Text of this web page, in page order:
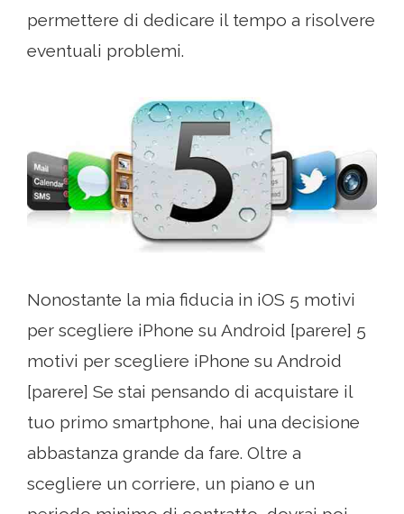
permettere di dedicare il tempo a risolvere
eventuali problemi.
Nonostante la mia fiducia in iOS 5 motivi
per scegliere iPhone su Android [parere] 5
motivi per scegliere iPhone su Android
[parere] Se stai pensando di acquistare il
tuo primo smartphone, hai una decisione
abbastanza grande da fare. Oltre a
scegliere un corriere, un piano e un